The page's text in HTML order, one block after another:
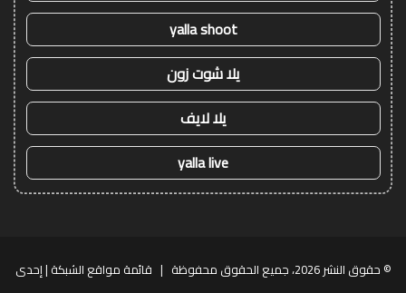
yalla shoot
يلا شوت زون
يلا لايف
yalla live
© حقوق النشر 2026، جميع الحقوق محفوظة | قائمة مواقع الشبكة | إحدى